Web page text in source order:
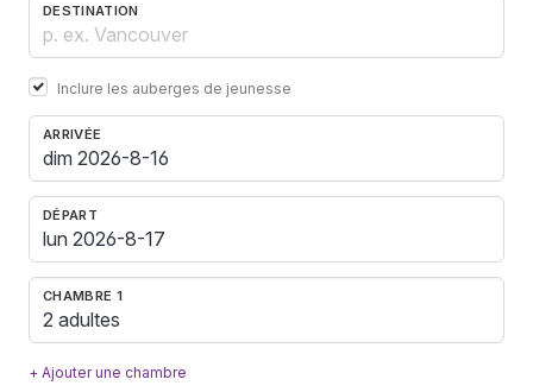
DESTINATION
Inclure les auberges de jeunesse
ARRIVÉE
DÉPART
CHAMBRE 1
2 adultes
+ Ajouter une chambre